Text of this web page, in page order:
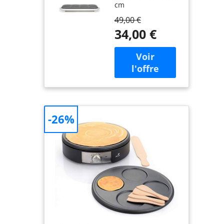
cm
49,00 €
34,00 €
-26%